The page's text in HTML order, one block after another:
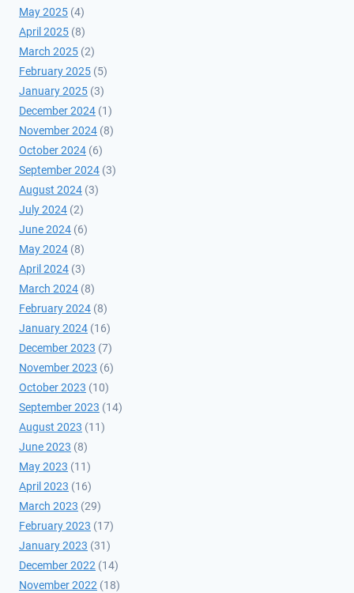
May 2025 (4)
April 2025 (8)
March 2025 (2)
February 2025 (5)
January 2025 (3)
December 2024 (1)
November 2024 (8)
October 2024 (6)
September 2024 (3)
August 2024 (3)
July 2024 (2)
June 2024 (6)
May 2024 (8)
April 2024 (3)
March 2024 (8)
February 2024 (8)
January 2024 (16)
December 2023 (7)
November 2023 (6)
October 2023 (10)
September 2023 (14)
August 2023 (11)
June 2023 (8)
May 2023 (11)
April 2023 (16)
March 2023 (29)
February 2023 (17)
January 2023 (31)
December 2022 (14)
November 2022 (18)